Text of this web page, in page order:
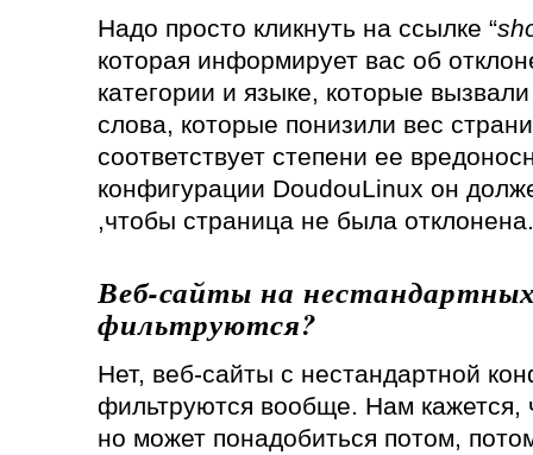
Надо просто кликнуть на ссылке “
которая информирует вас об
категории и языке, которые
слова, которые понизили вес
соответствует степени ее
конфигурации DoudouLinux он
,чтобы страница не была отклонена.
Веб-сайты на
фильтруются?
Нет, веб-сайты с нестандартной
фильтруются вообще. Нам кажется,
но может понадобиться потом,